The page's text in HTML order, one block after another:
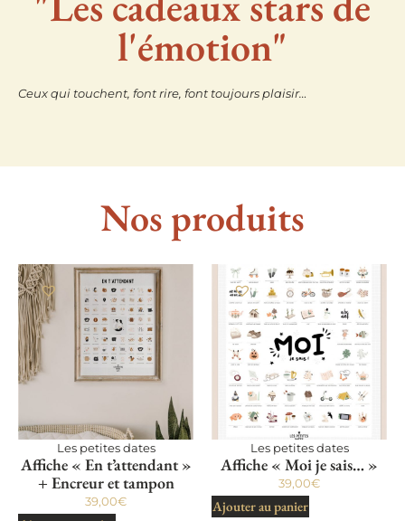
l'émotion"
Ceux qui touchent, font rire, font toujours plaisir…
Nos produits
Les petites dates
Affiche « En t’attendant »
+ Encreur et tampon
39,00€
Les petites dates
Affiche « Moi je sais… »
39,00€
Ajouter au panier